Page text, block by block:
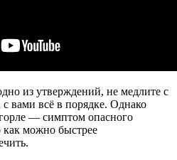
из утверждений, не медлите с
вами всё в порядке. Однако
— симптом опасного
как можно быстрее